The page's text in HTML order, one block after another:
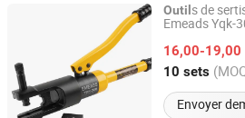
Outil s de
Emeads Yqk-
16,00-19,00
10 sets
Envoyer
Zhejiang Emeads Tools Co., Ltd.
Zhejiang, China Depuis